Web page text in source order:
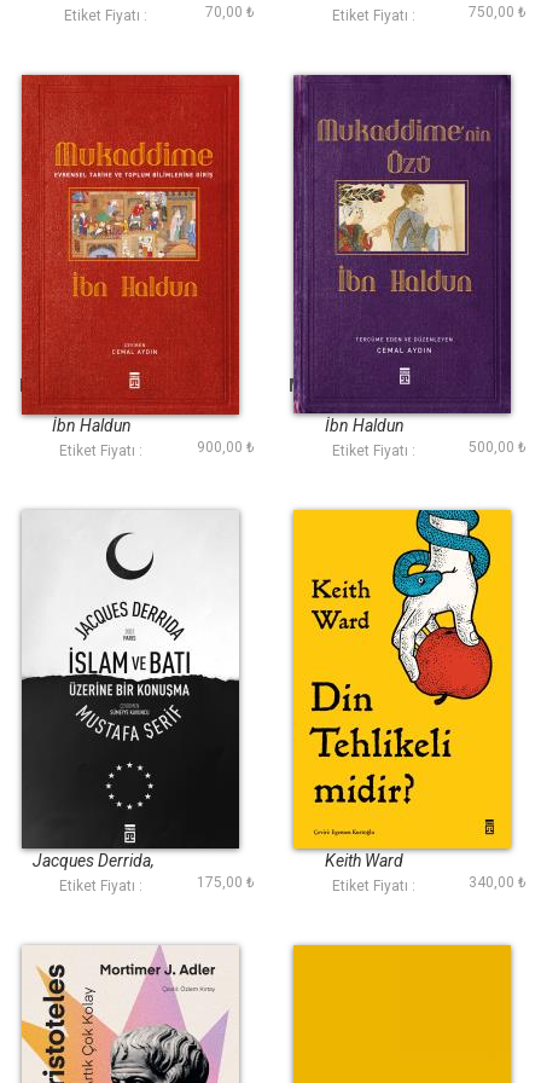
Etiket Fiyatı : 70,00 ₺ Etiket Fiyatı : 750,00 ₺
Mukaddime (Ciltli)
İbn Haldun
Etiket Fiyatı : 900,00 ₺
Mukaddimenin Özü
İbn Haldun
Etiket Fiyatı : 500,00 ₺
İslam ve Batı
Jacques Derrida,
Mustafa Şerif
Etiket Fiyatı : 175,00 ₺
Din Tehlikeli midir
Keith Ward
Etiket Fiyatı : 340,00 ₺